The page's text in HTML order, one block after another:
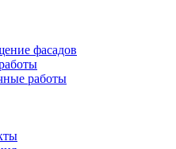
фасадов
работы